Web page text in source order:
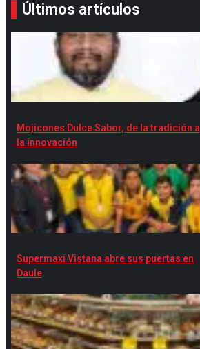
Últimos artículos
Mojicones Dulce Sabor, de la tradición a
la innovación
Supermaxi Vistana abre sus puertas en
Daule